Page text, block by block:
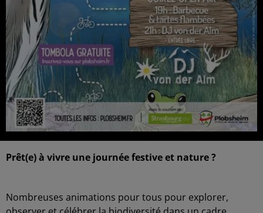
Prêt(e) à vivre une journée festive et nature ?
Nombreuses animations pour tous pour explorer,